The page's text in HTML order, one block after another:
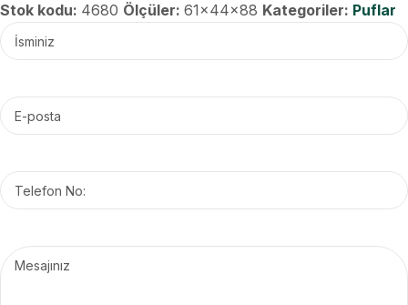
Stok kodu: 4680 Ölçüler: 61x44x88 Kategoriler: Puflar